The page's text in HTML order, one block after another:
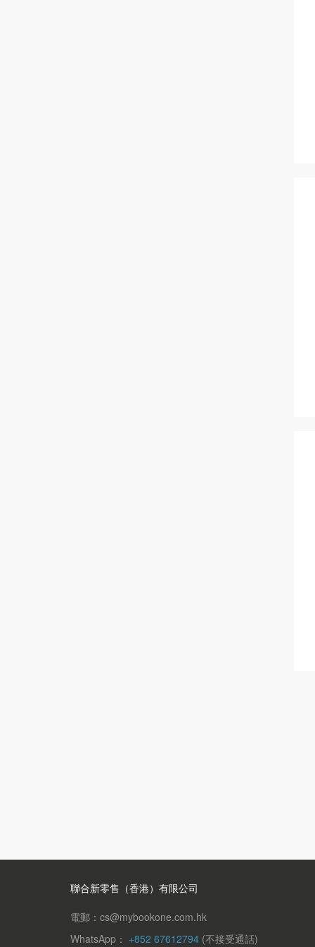
聯合新零售（香港）有限公司
電郵：cs@mybookone.com.hk
WhatsApp： +852 67612794 (不接受通話)